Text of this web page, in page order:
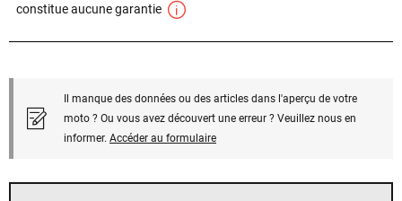
constitue aucune garantie
Il manque des données ou des articles dans l'aperçu de votre
moto ? Ou vous avez découvert une erreur ? Veuillez nous en
informer. Accéder au formulaire